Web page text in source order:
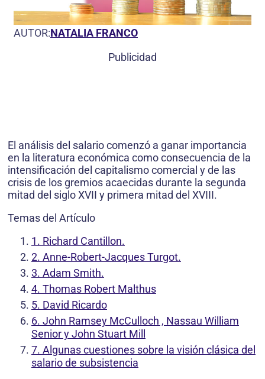
AUTOR:NATALIA FRANCO
Publicidad
El análisis del salario comenzó a ganar importancia
en la literatura económica como consecuencia de la
intensificación del capitalismo comercial y de las
crisis de los gremios acaecidas durante la segunda
mitad del siglo XVII y primera mitad del XVIII.
Temas del Artículo
1. Richard Cantillon.
2. Anne-Robert-Jacques Turgot.
3. Adam Smith.
4. Thomas Robert Malthus
5. David Ricardo
6. John Ramsey McCulloch , Nassau William
Senior y John Stuart Mill
7. Algunas cuestiones sobre la visión clásica del
salario de subsistencia